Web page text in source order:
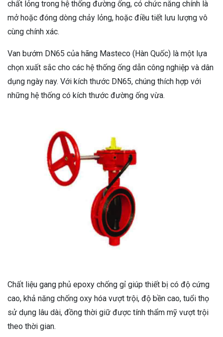
chất lỏng trong hệ thống đường ống, có chức năng chính là
mở hoặc đóng dòng chảy lỏng, hoặc điều tiết lưu lượng vô
cùng chính xác.
Van bướm DN65 của hãng Masteco (Hàn Quốc) là một lựa
chọn xuất sắc cho các hệ thống ống dẫn công nghiệp và dân
dụng ngày nay. Với kích thước DN65, chúng thích hợp với
những hệ thống có kích thước đường ống vừa.
Chất liệu gang phủ epoxy chống gỉ giúp thiết bị có độ cứng
cao, khả năng chống oxy hóa vượt trội, độ bền cao, tuổi thọ
sử dụng lâu dài, đồng thời giữ được tính thẩm mỹ vượt trội
theo thời gian.